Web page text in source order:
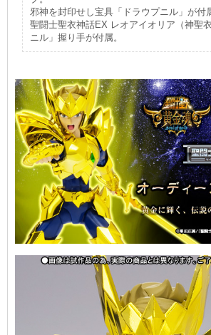
邪神を封印せし宝具「ドラウプニル」が付
聖闘士聖衣神話EX レオアイオリア（神聖
ニル」握り手が付属。